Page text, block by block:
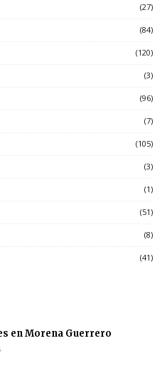
(27)
(84)
(120)
(3)
(96)
(7)
(105)
(3)
(1)
(51)
(8)
(41)
en Morena Guerrero